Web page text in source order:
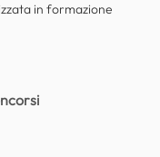
in formazione